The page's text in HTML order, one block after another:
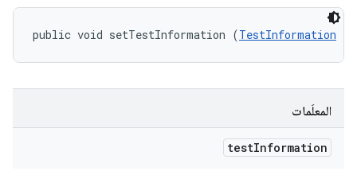
public void setTestInformation (TestInformation
المعلَمات
testInformation